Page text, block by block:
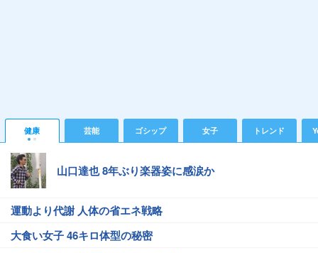
健康 芸能 ゴシップ 女子 トレンド
山口達也 8年ぶり楽器姿に感涙か
運動より代謝 人体の省エネ戦略
大食い女子 46キロ体型の秘密